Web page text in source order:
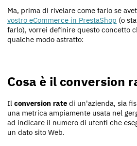
Ma, prima di rivelare come farlo se
vostro eCommerce in PrestaShop (o
farlo), vorrei definire questo concetto
qualche modo astratto:
Cosa è il conversion
Il conversion rate di un'azienda, sia
una metrica ampiamente usata nel
ad indicare il numero di utenti che
un dato sito Web.